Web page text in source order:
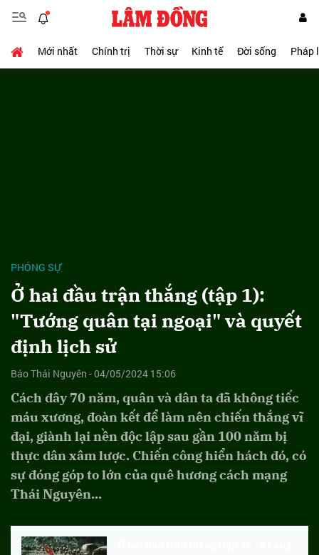
Mới nhất Chính trị Thời sự Kinh tế Đời sống Pháp
PHÓNG SỰ
Ở hai đầu trận thắng (tập 1):
"Tướng quân tại ngoại" và quyết
định lịch sử
Báo Thái Nguyên - 04/05/2024 15:06
Cách đây 70 năm, quân và dân ta đã không tiếc
máu xương, đoàn kết để làm nên chiến thắng vĩ
đại, giành lại nền độc lập sau gần 100 năm bị
thực dân xâm lược. Chiến công hiển hách đó, có
sự đóng góp to lớn của quê hương cách mạng
Thái Nguyên...